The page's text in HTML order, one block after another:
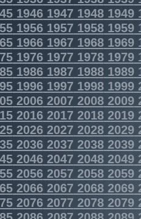
1946194719481949
1956195719581959
1966196719681969
19761977 19781979
19861987 19881989
19961997 19981999
20062007 20082009
20162017 20182019
2026202720282029
20362037 20382039
20462047 20482049
20562057 20582059
20662067 20682069
20762077 20782079